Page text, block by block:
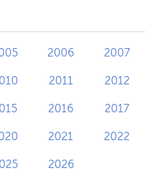
2006 2007
2011 2012
2016 2017
2021 2022
2026